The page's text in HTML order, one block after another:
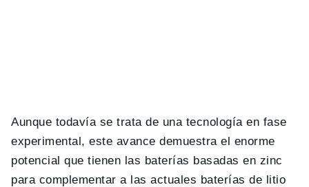
Aunque todavía se trata de una tecnología en fase
experimental, este avance demuestra el enorme
potencial que tienen las baterías basadas en zinc
para complementar a las actuales baterías de litio